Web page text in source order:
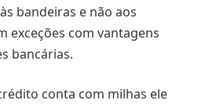
bandeiras e não aos
exceções com vantagens
bancárias.
conta com milhas ele